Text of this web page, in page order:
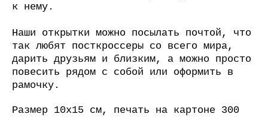
к нему.
Наши открытки можно посылать почтой, что
так любят посткроссеры со всего мира,
дарить друзьям и близким, а можно просто
повесить рядом с собой или оформить в
рамочку.
Размер 10х15 см, печать на картоне 300